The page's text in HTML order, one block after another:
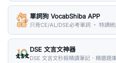
單詞狗 VocabShiba APP
只背CE/AL/DSE必考單詞 ・ 特調
DSE 文言文神器
DSE 文言文秒殺精讀筆記．精選題